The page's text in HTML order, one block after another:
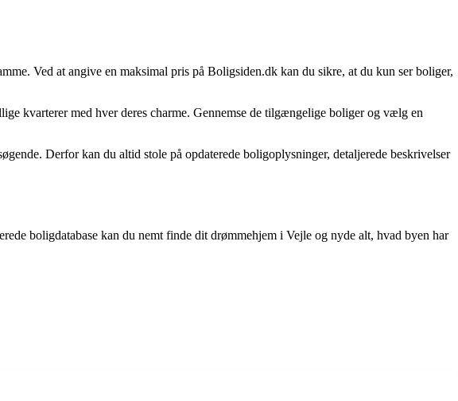
Ved at angive en maksimal pris på Boligsiden.dk kan du sikre, at du kun ser boliger,
kvarterer med hver deres charme. Gennemse de tilgængelige boliger og vælg en
Derfor kan du altid stole på opdaterede boligoplysninger, detaljerede beskrivelser
boligdatabase kan du nemt finde dit drømmehjem i Vejle og nyde alt, hvad byen har